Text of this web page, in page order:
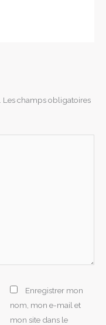
Les champs obligatoires
Enregistrer mon
nom, mon e-mail et
mon site dans le